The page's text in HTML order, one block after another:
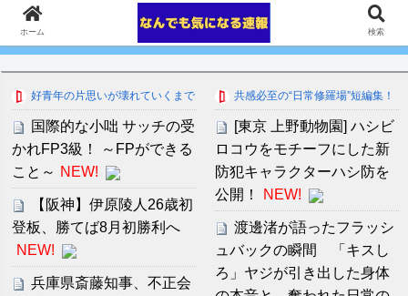
好青年の片思いが壊れていくまで
国際的な小咄 サッチの受
かれFP3級！ ～FPができる
こと～ NEW!
【阪神】伊原陵人26歳初
登板、勝てば8月初勝利へ
NEW!
兵庫県斎藤知事、不正会
共感必至の“日常修羅場”短編集！
[東京 上野動物園] ハシビ
ロコウをモチーフにした新
防犯キャラクターハシ防を
公開！
NEW!
渡邊渚が語ったフラッシ
ュバックの瞬間 「キスし
ろ」ヤジが引き出した身体
ホーム 検索